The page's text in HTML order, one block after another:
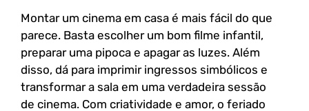
Montar um cinema em casa é mais fácil do que
parece. Basta escolher um bom filme infantil,
preparar uma pipoca e apagar as luzes. Além
disso, dá para imprimir ingressos simbólicos e
transformar a sala em uma verdadeira sessão
de cinema. Com criatividade e amor, o feriado